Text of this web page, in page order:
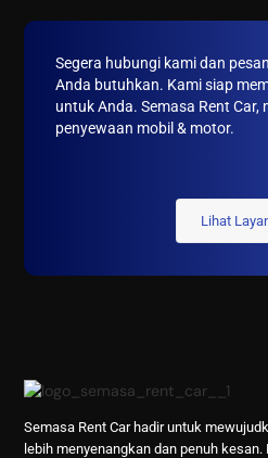
Top
Segera hubungi kami dan
Anda butuhkan. Kami siap
untuk Anda. Semasa Rent
penyewaan mobil & motor.
Lihat
Semasa Rent Car hadir untuk
lebih menyenangkan dan penuh